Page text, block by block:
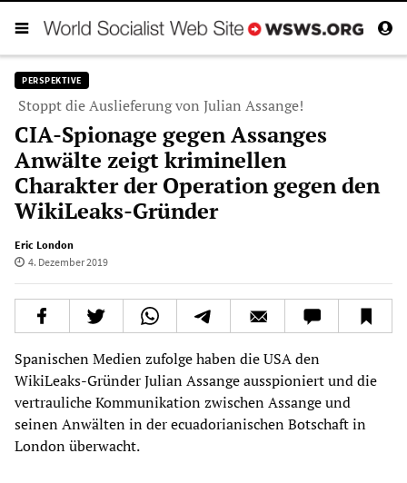
PERSPEKTIVE
Stoppt die Auslieferung von Julian Assange!
CIA-Spionage gegen Assanges
Anwälte zeigt kriminellen
Charakter der Operation gegen den
WikiLeaks-Gründer
Eric London
4. Dezember 2019
Spanischen Medien zufolge haben die USA den
WikiLeaks-Gründer Julian Assange ausspioniert und die
vertrauliche Kommunikation zwischen Assange und
seinen Anwälten in der ecuadorianischen Botschaft in
London überwacht.